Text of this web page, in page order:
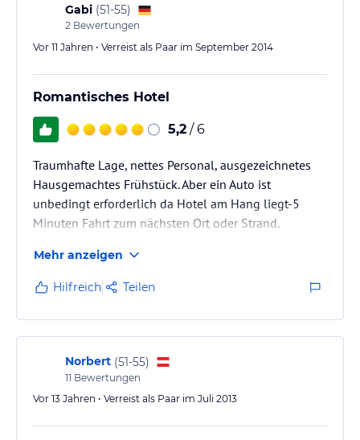
Gabi (51-55)
2 Bewertungen
Vor 11 Jahren • Verreist als Paar im September 2014
Romantisches Hotel
5,2 / 6
Traumhafte Lage, nettes Personal, ausgezeichnetes
Hausgemachtes Frühstück. Aber ein Auto ist
unbedingt erforderlich da Hotel am Hang liegt-5
Minuten Fahrt zum nächsten Ort oder Strand.
Mehr anzeigen
Hilfreich Teilen
Norbert (51-55)
11 Bewertungen
Vor 13 Jahren • Verreist als Paar im Juli 2013